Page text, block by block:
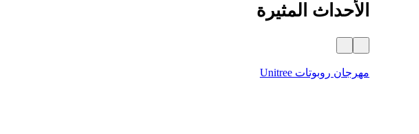
الأحداث المثيرة
مهرجان روبوتات Unitree